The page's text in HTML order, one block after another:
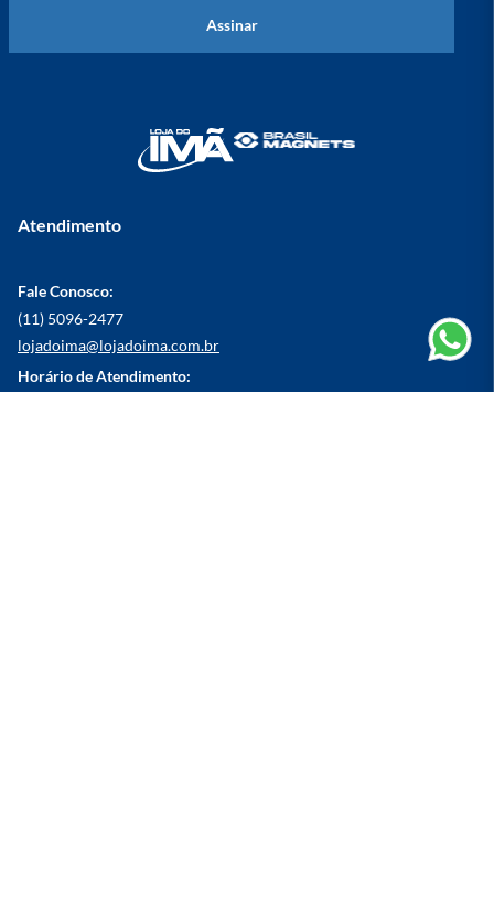
Assinar
Atendimento
Fale Conosco:
(11) 5096-2477
lojadoima@lojadoima.com.br
Horário de Atendimento: